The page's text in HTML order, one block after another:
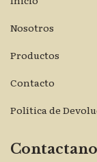
Nosotros
Productos
Contacto
Política de